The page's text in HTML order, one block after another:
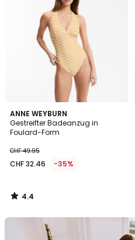
ANNE WEYBURN
Gestreifter Badeanzug in
Foulard-Form
CHF 49.95
CHF 32.46 -35%
4.4
/ 5
4.4
/
Unser